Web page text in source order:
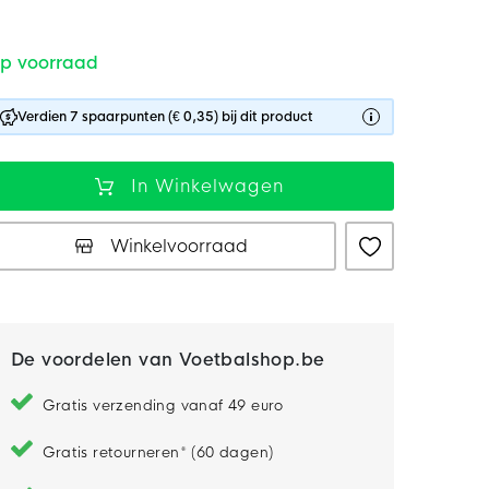
voorraad
Verdien 7 spaarpunten (€ 0,35) bij dit product
In Winkelwagen
Winkelvoorraad
De voordelen van Voetbalshop.be
Gratis verzending vanaf 49 euro
Gratis retourneren* (60 dagen)